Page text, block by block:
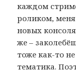
каждом
роликом,
новых
же –
тоже как-то
тематика.